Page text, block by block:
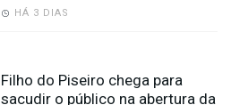
HÁ 3 DIAS
Filho do Piseiro chega para
sacudir o público na abertura da